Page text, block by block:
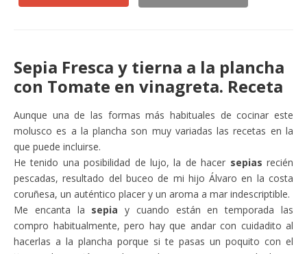
Sepia Fresca y tierna a la plancha
con Tomate en vinagreta. Receta
Aunque una de las formas más habituales de cocinar este
molusco es a la plancha son muy variadas las recetas en la
que puede incluirse.
He tenido una posibilidad de lujo, la de hacer sepias recién
pescadas, resultado del buceo de mi hijo Álvaro en la costa
coruñesa, un auténtico placer y un aroma a mar indescriptible.
Me encanta la sepia y cuando están en temporada las
compro habitualmente, pero hay que andar con cuidadito al
hacerlas a la plancha porque si te pasas un poquito con el